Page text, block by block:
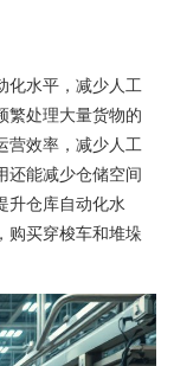
化水平，减少人工
繁处理大量货物的
营效率，减少人工
还能减少仓储空间
升仓库自动化水
购买穿梭车和堆垛